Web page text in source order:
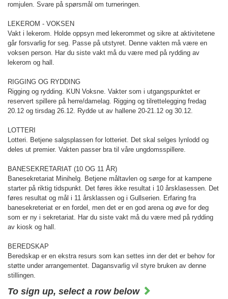
romjulen. Svare på spørsmål om turneringen.
LEKEROM - VOKSEN
Vakt i lekerom. Holde oppsyn med lekerommet og sikre at aktivitetene
går forsvarlig for seg. Passe på utstyret. Denne vakten må være en
voksen person. Har du siste vakt må du være med på rydding av
lekerom og hall.
RIGGING OG RYDDING
Rigging og rydding. KUN Voksne. Vakter som i utgangspunktet er
reservert spillere på herre/damelag. Rigging og tilrettelegging fredag
20.12 og tirsdag 26.12. Rydde ut av hallene 20-21.12 og 30.12.
LOTTERI
Lotteri. Betjene salgsplassen for lotteriet. Det skal selges lynlodd og
deles ut premier. Vakten passer bra til våre ungdomsspillere.
BANESEKRETARIAT (10 OG 11 ÅR)
Banesekretariat Minihelg. Betjene måltavlen og sørge for at kampene
starter på riktig tidspunkt. Det føres ikke resultat i 10 årsklasessen. Det
føres resultat og mål i 11 årsklassen og i Gullserien. Erfaring fra
banesekreteriat er en fordel, men det er en god arena og øve for deg
som er ny i sekretariat. Har du siste vakt må du være med på rydding
av kiosk og hall.
BEREDSKAP
Beredskap er en ekstra resurs som kan settes inn der det er behov for
støtte under arrangementet. Dagansvarlig vil styre bruken av denne
stillingen.
To sign up, select a row below